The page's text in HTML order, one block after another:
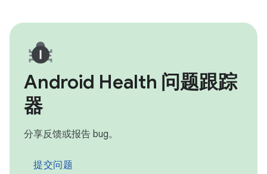
Android Health 问题跟踪
器
分享反馈或报告 bug。
提交问题